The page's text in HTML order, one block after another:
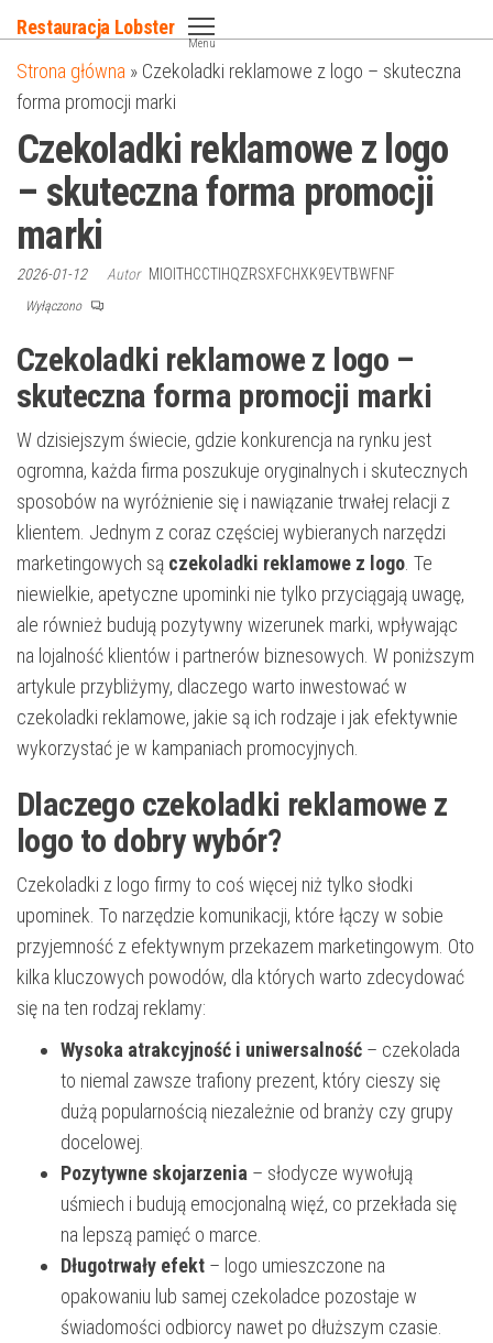
do
treści
Restauracja Lobster
Menu
Strona główna » Czekoladki reklamowe z logo – skuteczna
forma promocji marki
Czekoladki reklamowe z logo
– skuteczna forma promocji
marki
2026-01-12 Autor MIOITHCCTIHQZRSXFCHXK9EVTBWFNF
Wyłączono
Czekoladki reklamowe z logo –
skuteczna forma promocji marki
W dzisiejszym świecie, gdzie konkurencja na rynku jest
ogromna, każda firma poszukuje oryginalnych i skutecznych
sposobów na wyróżnienie się i nawiązanie trwałej relacji z
klientem. Jednym z coraz częściej wybieranych narzędzi
marketingowych są czekoladki reklamowe z logo . Te
niewielkie, apetyczne upominki nie tylko przyciągają uwagę,
ale również budują pozytywny wizerunek marki, wpływając
na lojalność klientów i partnerów biznesowych. W poniższym
artykule przybliżymy, dlaczego warto inwestować w
czekoladki reklamowe, jakie są ich rodzaje i jak efektywnie
wykorzystać je w kampaniach promocyjnych.
Dlaczego czekoladki reklamowe z
logo to dobry wybór?
Czekoladki z logo firmy to coś więcej niż tylko słodki
upominek. To narzędzie komunikacji, które łączy w sobie
przyjemność z efektywnym przekazem marketingowym. Oto
kilka kluczowych powodów, dla których warto zdecydować
się na ten rodzaj reklamy:
Wysoka atrakcyjność i uniwersalność – czekolada
to niemal zawsze trafiony prezent, który cieszy się
dużą popularnością niezależnie od branży czy grupy
docelowej.
Pozytywne skojarzenia – słodycze wywołują
uśmiech i budują emocjonalną więź, co przekłada się
na lepszą pamięć o marce.
Długotrwały efekt – logo umieszczone na
opakowaniu lub samej czekoladce pozostaje w
świadomości odbiorcy nawet po dłuższym czasie.